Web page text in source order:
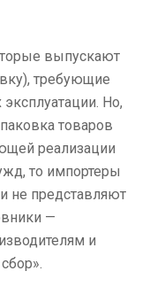
выпускают
требующие
Но,
товаров
реализации
то импортеры
не представляют
—
и